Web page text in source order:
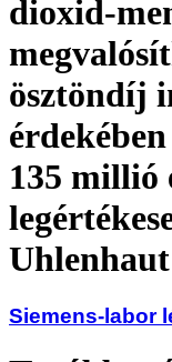
dioxid-
ösztöndíj
135 millió
Siemens-labor